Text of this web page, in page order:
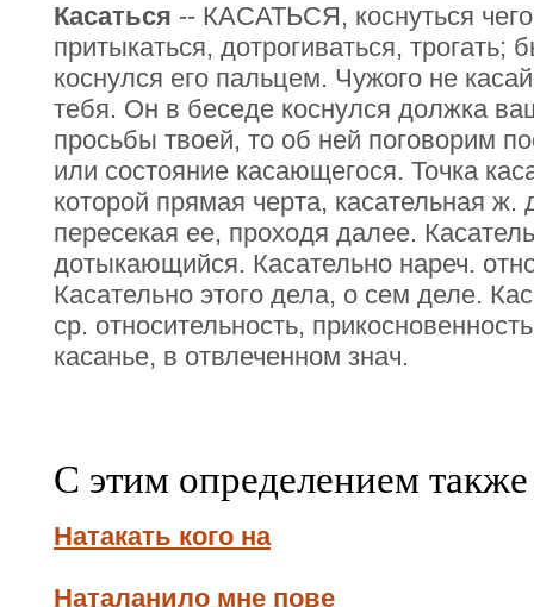
Касаться -- КАСАТЬСЯ, коснуться
притыкаться, дотрогиваться,
коснулся его пальцем. Чужого не
тебя. Он в беседе коснулся должка
просьбы твоей, то об ней поговорим
или состояние касающегося. Точка
которой прямая черта, касательная ж.
пересекая ее, проходя далее.
дотыкающийся. Касательно нареч.
Касательно этого дела, о сем деле.
ср. относительность,
касанье, в отвлеченном знач.
С этим определением
Натакать кого на
Наталанило мне пове